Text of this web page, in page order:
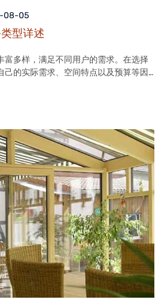
08-05
型详述
富多样，满足不同用户的需求。在选择
己的实际需求、空间特点以及预算等因